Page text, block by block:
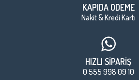
KAPIDA ÖDEME
Nakit & Kredi Kartı
HIZLI SİPARİŞ
0 555 998 09 10